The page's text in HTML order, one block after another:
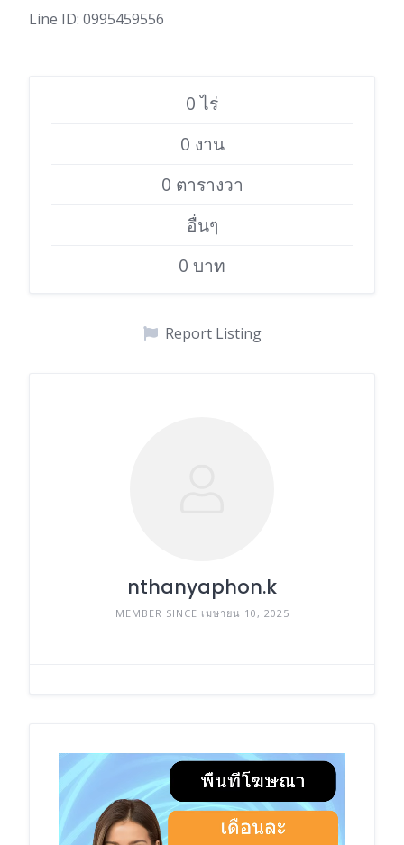
Line ID: 0995459556
0 ไร่
0 งาน
0 ตารางวา
อื่นๆ
0 บาท
Report Listing
nthanyaphon.k
MEMBER SINCE เมษายน 10, 2025